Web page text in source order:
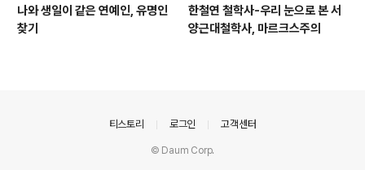
나와 생일이 같은 연예인, 유명인
찾기
한철연 철학사-우리 눈으로 본 서
양근대철학사, 마르크스주의
티스토리 로그인 고객센터
© Daum Corp.